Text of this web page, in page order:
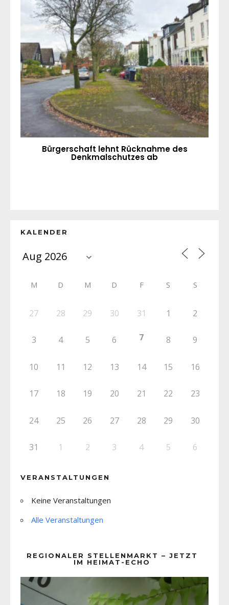
Bürgerschaft lehnt Rücknahme des
Denkmalschutzes ab
KALENDER
M D M D F S S
27 28 29 30 31 1 2
3 4 5 6 7 8 9
10 11 12 13 14 15 16
17 18 19 20 21 22 23
24 25 26 27 28 29 30
31 1 2 3 4 5 6
VERANSTALTUNGEN
Keine Veranstaltungen
Alle Veranstaltungen
REGIONALER STELLENMARKT – JETZT
IM HEIMAT-ECHO
Player